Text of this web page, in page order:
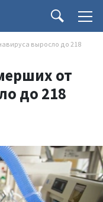
выросло до 218
от
до 218